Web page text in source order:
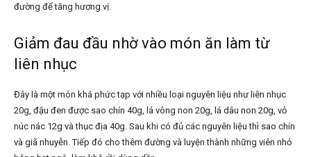
đường để tăng hương vị.
Giảm đau đầu nhờ vào món ăn làm từ
liên nhục
Đây là một món khá phức tạp với nhiều loại nguyên liệu như liên nhục
20g, đậu đen được sao chín 40g, lá vông non 20g, lá dâu non 20g, vỏ
núc nác 12g và thục địa 40g. Sau khi có đủ các nguyên liệu thì sao chín
và giã nhuyễn. Tiếp đó cho thêm đường và luyện thành những viên nhỏ